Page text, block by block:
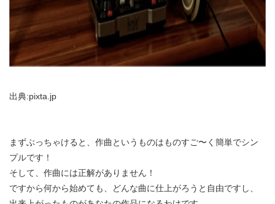
出典:pixta.jp
まずぶっちゃけると、作曲というものはものすご〜く簡単でシン
プルです！
そして、作曲には正解がありません！
ですから何から始めても、どんな曲に仕上がろうと自由ですし、